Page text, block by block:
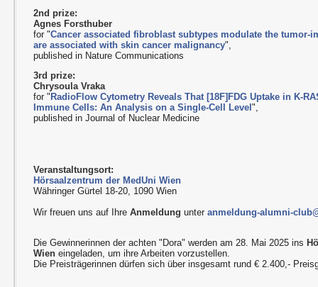
2nd prize:
Agnes Forsthuber
for "Cancer associated fibroblast subtypes modulate the tumor-
are associated with skin cancer malignancy",
published in Nature Communications
3rd prize:
Chrysoula Vraka
for " RadioFlow Cytometry Reveals That [18F]FDG Uptake in K-
Immune Cells: An Analysis on a Single-Cell Level",
published in Journal of Nuclear Medicine
Veranstaltungsort:
Hörsaalzentrum der MedUni Wien
Währinger Gürtel 18-20, 1090 Wien
Wir freuen uns auf IhreAnmeldung unteranmeldung-alumni-
Die Gewinnerinnen der achten "Dora" werden am 28. Mai 2025 ins
Wien eingeladen, um ihre Arbeiten vorzustellen.
Die Preisträgerinnen dürfen sich über insgesamt rund € 2.400,-